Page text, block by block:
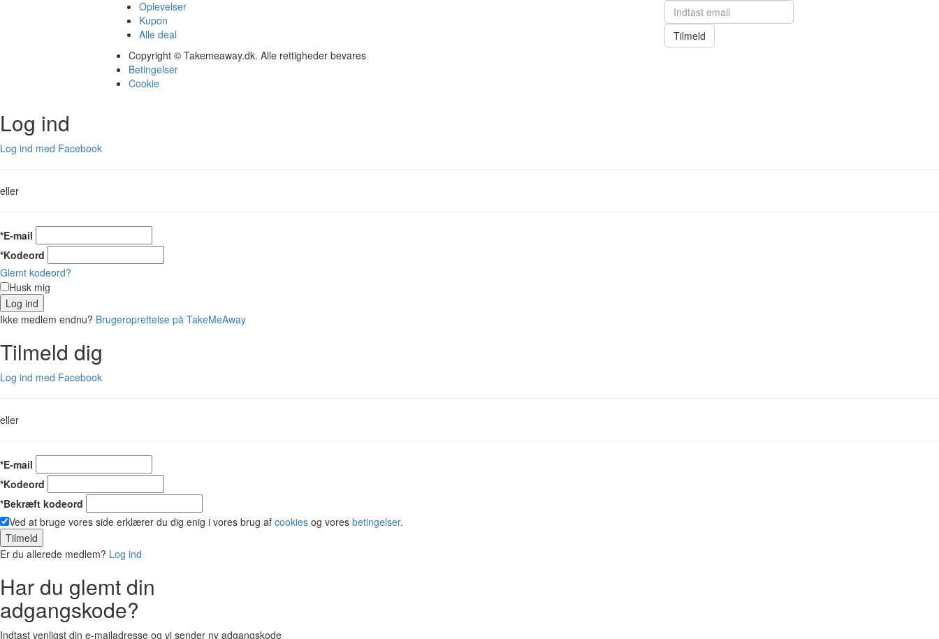
Oplevelser
Kupon
Alle deal
Tilmeld
Copyright © Takemeaway.dk. Alle rettigheder bevares
Betingelser
Cookie
Log ind
Log ind med Facebook
eller
*E-mail
*Kodeord
Glemt kodeord?
Husk mig
Log ind
Ikke medlem endnu? Brugeroprettelse på TakeMeAway
Tilmeld dig
Log ind med Facebook
eller
*E-mail
*Kodeord
*Bekræft kodeord
Ved at bruge vores side erklærer du dig enig i vores brug af cookies og vores betingelser.
Tilmeld
Er du allerede medlem? Log ind
Har du glemt din
adgangskode?
Indtast venligst din e-mailadresse og vi sender ny adgangskode